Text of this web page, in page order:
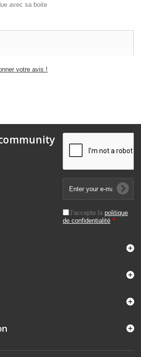
avec sa boite
votre avis !
J'accepte la politique
de confidentialité *